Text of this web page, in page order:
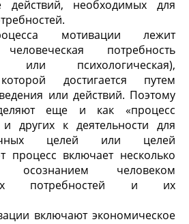
необходимых для
мотивации лежит
потребность
или психологическая),
достигается путем
или действий. Поэтому
еще и как «процесс
других к деятельности для
целей или целей
процесс включает несколько
человеком
потребностей и их
включают экономическое